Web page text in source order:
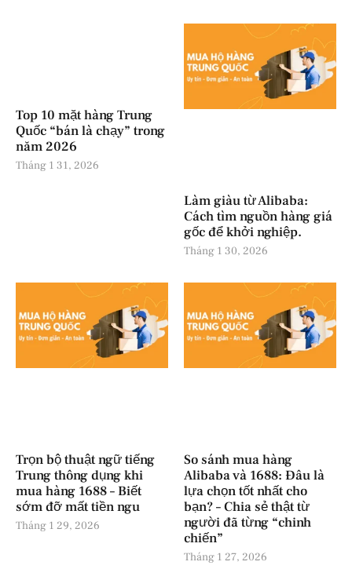
Top 10 mặt hàng Trung
Quốc “bán là chạy” trong
năm 2026
Tháng 1 31, 2026
Làm giàu từ Alibaba:
Cách tìm nguồn hàng giá
gốc để khởi nghiệp.
Tháng 1 30, 2026
Trọn bộ thuật ngữ tiếng
Trung thông dụng khi
mua hàng 1688 – Biết
sớm đỡ mất tiền ngu
Tháng 1 29, 2026
So sánh mua hàng
Alibaba và 1688: Đâu là
lựa chọn tốt nhất cho
bạn? – Chia sẻ thật từ
người đã từng “chinh
chiến”
Tháng 1 27, 2026